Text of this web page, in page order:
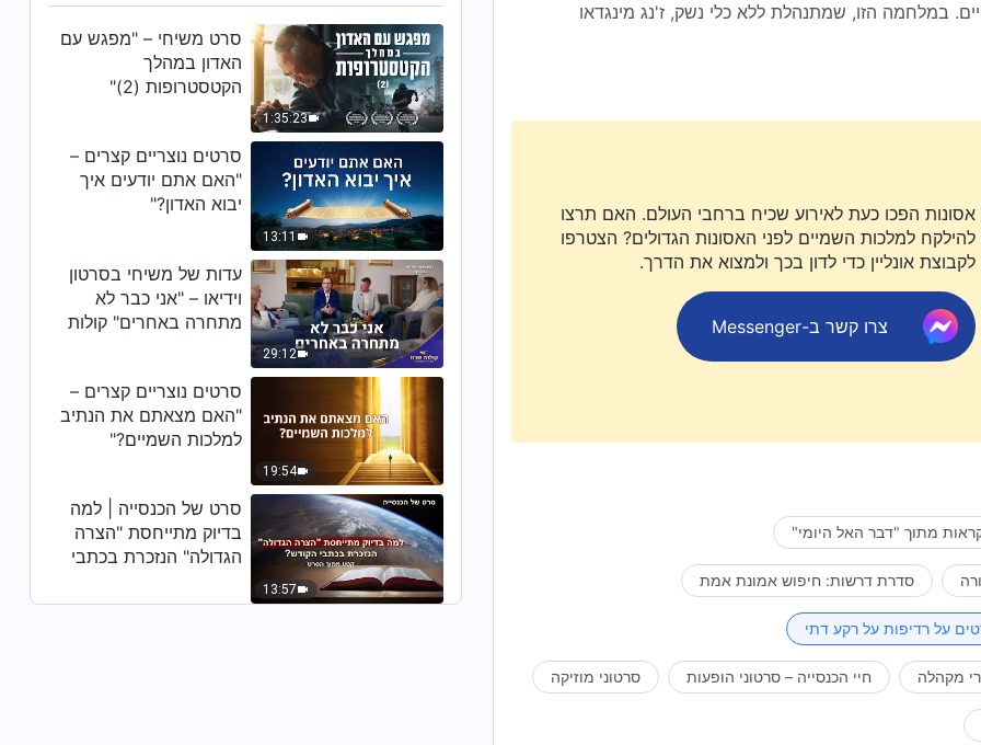
51:08
סרט בעברית מלא – "המפלגה לא
סיימה לדבר!"
2:34:07
סרט בעברית – "חינוך ביתי באדום"
1:27:22
סרט בעברית מלא – "מתיקות
במעמקי הצרות"
52:16
הסרט המלא – "בעמקי החורף" –
עדותה עטורת הניצחון של משיחית
במלחמה הזו, שמתנהלת ללא כלי נשק, ז'נג מינגדאו
אסונות הפכו כעת לאירוע שכיח ברחבי העולם. האם תרצו
להילקח למלכות השמיים לפני האסונות הגדולים? הצטרפו
לקבוצת אונליין כדי לדון בכך ולמצוא את הדרך.
צרו קשר ב-Messenger
מתוך "דבר האל היומי"
סדרת דרשות: חיפוש אמונת אמת
על רדיפות על רקע דתי
מקהלה חיי הכנסייה – סרטוני הופעות סרטוני מוזיקה
1:35:23
סרט משיחי – "מפגש עם
האדון במהלך
הקטסטרופות (2)"
13:11
סרטים נוצריים קצרים –
"האם אתם יודעים איך
יבוא האדון?"
29:12
עדות של משיחי בסרטון
וידיאו – "אני כבר לא
מתחרה באחרים" קולות
19:54
סרטים נוצריים קצרים –
"האם מצאתם את הנתיב
למלכות השמיים?"
13:57
סרט של הכנסייה | למה
בדיוק מתייחסת "הצרה
הגדולה" הנזכרת בכתבי
מסרט)